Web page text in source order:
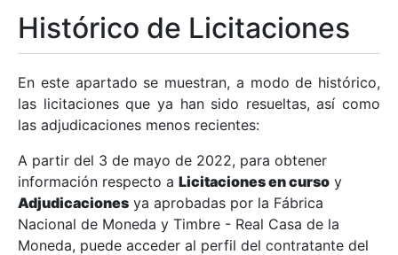
Mostrar/Ocultar
Mostrar/Ocultar
Mostrar/Ocultar
Histórico de Licitaciones
En este apartado se muestran, a modo de histórico,
las licitaciones que ya han sido resueltas, así como
las adjudicaciones menos recientes:
A partir del 3 de mayo de 2022, para obtener
información respecto a Licitaciones en curso y
Adjudicaciones ya aprobadas por la Fábrica
Nacional de Moneda y Timbre - Real Casa de la
Moneda, puede acceder al perfil del contratante del